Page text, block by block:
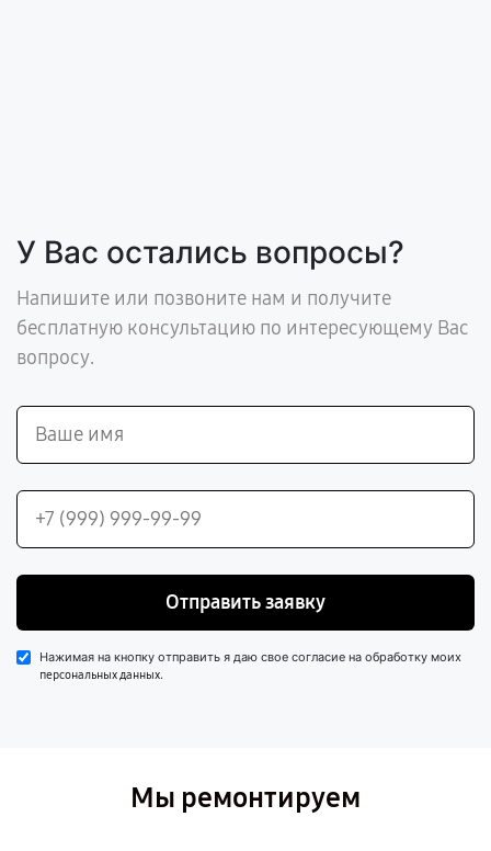
У Вас остались вопросы?
Напишите или позвоните нам и получите
бесплатную консультацию по интересующему Вас
вопросу.
Отправить заявку
Нажимая на кнопку отправить я даю свое согласие на обработку моих
персональных данных.
Мы ремонтируем